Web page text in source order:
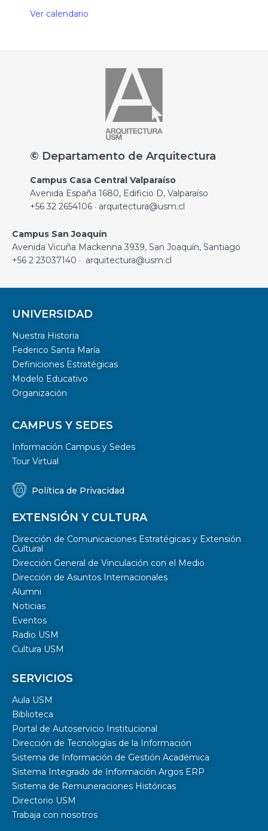
Ver calendario
© Departamento de Arquitectura
Campus Casa Central Valparaíso
Avenida España 1680, Edificio D, Valparaíso
+56 32 2654106 · arquitectura@usm.cl
Campus San Joaquín
Avenida Vicuña Mackenna 3939, San Joaquín, Santiago
+56 2 23037140 · arquitectura@usm.cl
UNIVERSIDAD
Nuestra Historia
Federico Santa María
Definiciones Estratégicas
Modelo Educativo
Organización
CAMPUS Y SEDES
Información Campus y Sedes
Tour Virtual
Política de Privacidad
EXTENSIÓN Y CULTURA
Dirección de Comunicaciones Estratégicas y Extensión
Cultural
Dirección General de Vinculación con el Medio
Dirección de Asuntos Internacionales
Alumni
Noticias
Eventos
Radio USM
Cultura USM
SERVICIOS
Aula USM
Biblioteca
Portal de Autoservicio Institucional
Dirección de Tecnologías de la Información
Sistema de Información de Gestión Académica
Sistema Integrado de Información Argos ERP
Sistema de Remuneraciones Históricas
Directorio USM
Trabaja con nosotros